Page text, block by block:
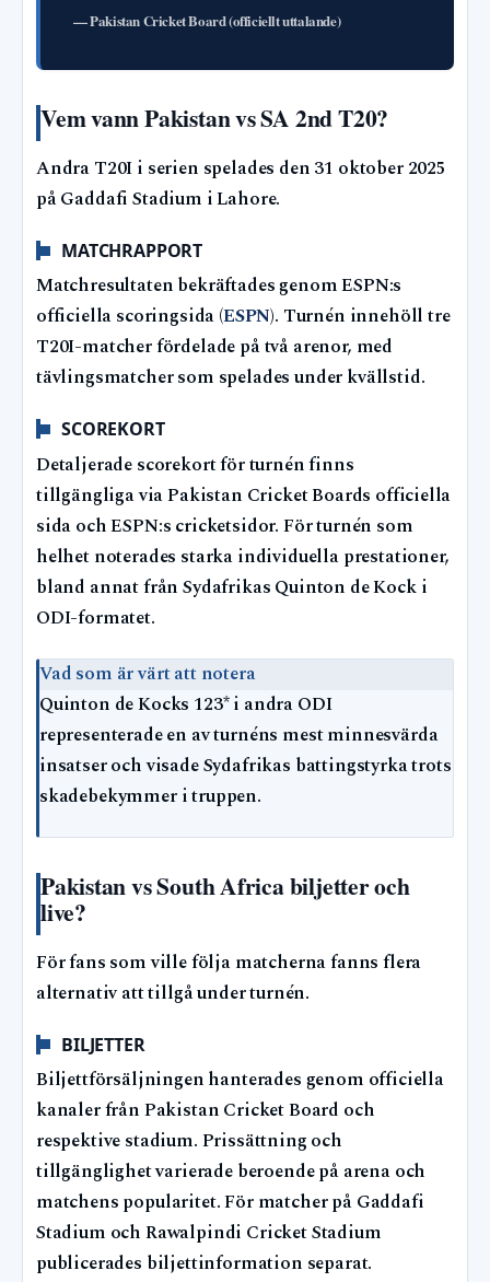
— Pakistan Cricket Board (officiellt uttalande)
Vem vann Pakistan vs SA 2nd T20?
Andra T20I i serien spelades den 31 oktober 2025
på Gaddafi Stadium i Lahore.
MATCHRAPPORT
Matchresultaten bekräftades genom ESPN:s
officiella scoringsida (ESPN). Turnén innehöll tre
T20I-matcher fördelade på två arenor, med
tävlingsmatcher som spelades under kvällstid.
SCOREKORT
Detaljerade scorekort för turnén finns
tillgängliga via Pakistan Cricket Boards officiella
sida och ESPN:s cricketsidor. För turnén som
helhet noterades starka individuella prestationer,
bland annat från Sydafrikas Quinton de Kock i
ODI-formatet.
Vad som är värt att notera
Quinton de Kocks 123* i andra ODI
representerade en av turnéns mest minnesvärda
insatser och visade Sydafrikas battingstyrka trots
skadebekymmer i truppen.
Pakistan vs South Africa biljetter och
live?
För fans som ville följa matcherna fanns flera
alternativ att tillgå under turnén.
BILJETTER
Biljettförsäljningen hanterades genom officiella
kanaler från Pakistan Cricket Board och
respektive stadium. Prissättning och
tillgänglighet varierade beroende på arena och
matchens popularitet. För matcher på Gaddafi
Stadium och Rawalpindi Cricket Stadium
publicerades biljettinformation separat.